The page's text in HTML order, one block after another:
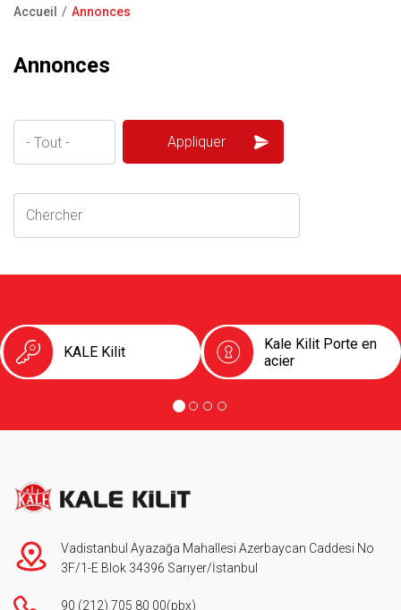
d'Ariane
Accueil Annonces
Annonces
KALE Kilit
Kale Kilit Porte en
acier
Vadistanbul Ayazağa Mahallesi Azerbaycan Caddesi No
3F/1-E Blok 34396 Sarıyer/İstanbul
90 (212) 705 80 00(pbx)